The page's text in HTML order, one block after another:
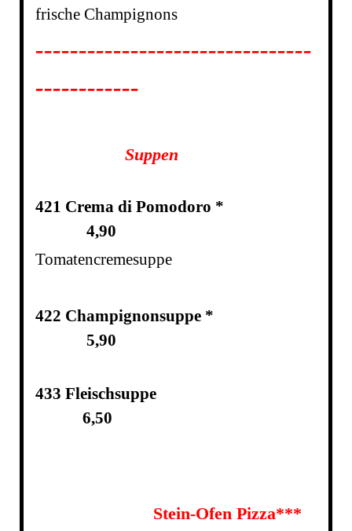
frische Champignons
--------------------------------
------------
Suppen
421 Crema di Pomodoro *
4,90
Tomatencremesuppe
422 Champignonsuppe *
5,90
433 Fleischsuppe
6,50
Stein-Ofen Pizza***